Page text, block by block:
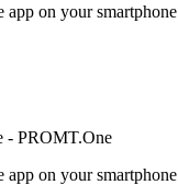
app on your smartphone
app on your smartphone